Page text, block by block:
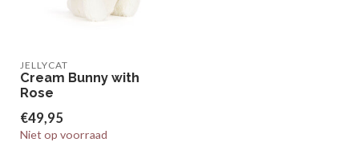
JELLYCAT
Cream Bunny with
Rose
€49,95
Niet op voorraad